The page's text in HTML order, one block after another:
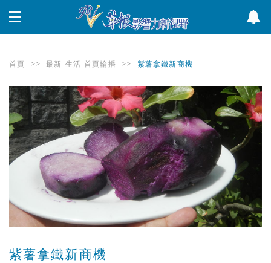
首頁 >> 最新 生活 首頁輪播 >> 紫薯拿鐵新商機
紫薯拿鐵新商機